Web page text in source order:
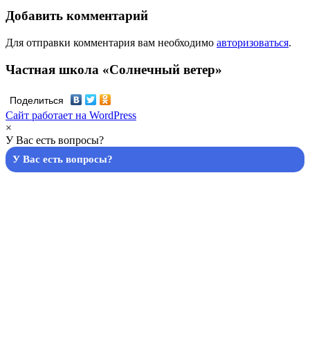
Добавить комментарий
Для отправки комментария вам необходимо авторизоваться.
Частная школа «Солнечный ветер»
Поделиться
Сайт работает на WordPress
×
У Вас есть вопросы?
У Вас есть вопросы?